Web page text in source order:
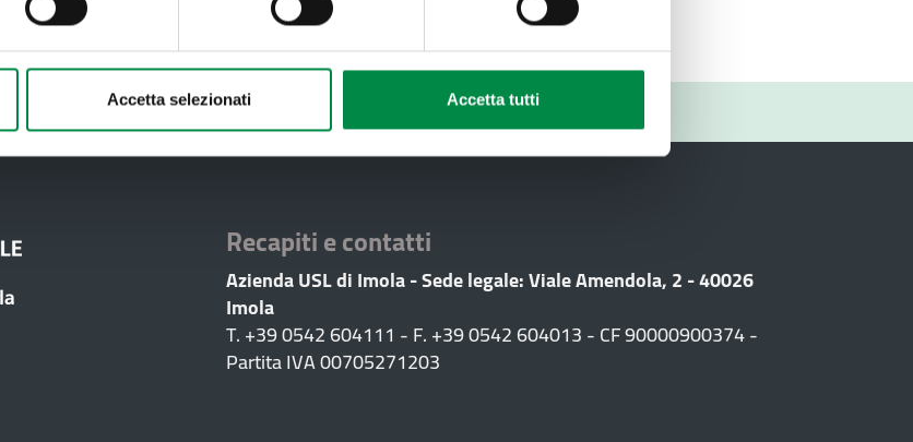
Accetta selezionati Accetta tutti
Valuta questo sito: RISPONDI AL QUESTIONARIO
Recapiti e contatti
Azienda USL di Imola - Sede legale: Viale Amendola, 2 - 40026
Imola
T. +39 0542 604111 - F. +39 0542 604013 - CF 90000900374 -
Partita IVA 00705271203